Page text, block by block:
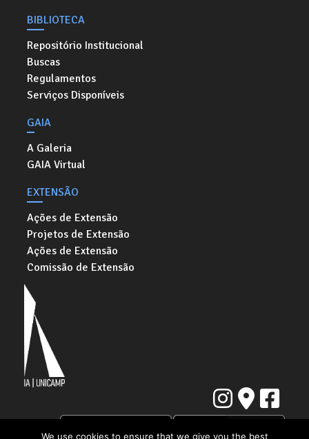
BIBLIOTECA
Repositório Institucional
Buscas
Regulamentos
Serviços Disponíveis
GAIA
A Galeria
GAIA Virtual
EXTENSÃO
Ações de Extensão
Projetos de Extensão
Ações de Extensão
Comissão de Extensão
We use cookies to ensure that we give you the best